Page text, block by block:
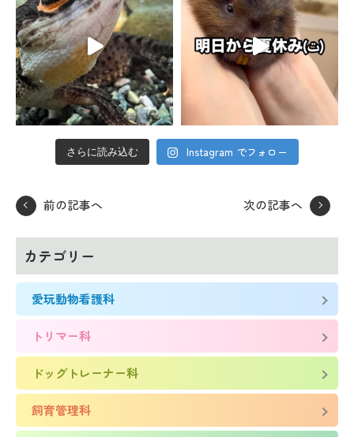
さらに読み込む Instagram でフォロー
前の記事へ 次の記事へ
カテゴリー
愛玩動物看護科
トリマー科
ドッグトレーナー科
飼育管理科